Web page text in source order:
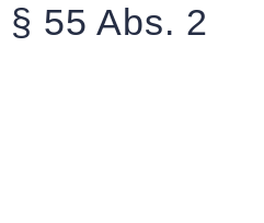
55 Abs. 2